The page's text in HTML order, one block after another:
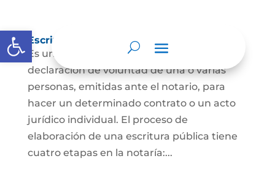
Abrir barra de herramientas
Escritura Pública
Es un documento que contiene la
declaración de voluntad de una o varias
personas, emitidas ante el notario, para
hacer un determinado contrato o un acto
jurídico individual. El proceso de
elaboración de una escritura pública tiene
cuatro etapas en la notaría:...